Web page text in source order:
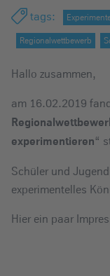
e
n
tags:
Regionalwettbewerb
Hallo zusammen,
am 16.02.2019
experimentieren“
Schüler und
experimentelles
Hier ein paar